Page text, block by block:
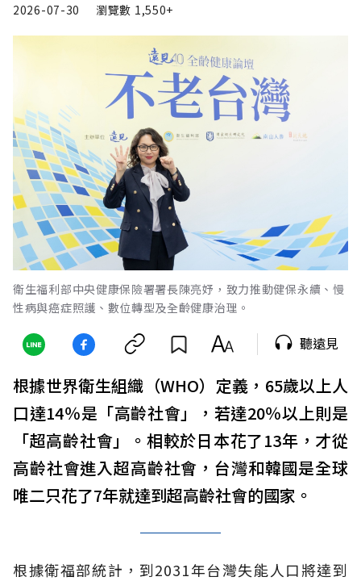
2026-07-30
瀏覽數 1,550+
衛生福利部中央健康保險署署長陳亮妤，致力推動健保永續、慢
性病與癌症照護、數位轉型及全齡健康治理。
聽遠見
根據世界衛生組織（WHO）定義，65歲以上人
口達14％是「高齡社會」，若達20％以上則是
「超高齡社會」。相較於日本花了13年，才從
高齡社會進入超高齡社會，台灣和韓國是全球
唯二只花了7年就達到超高齡社會的國家。
根據衛福部統計，到2031年台灣失能人口將達到